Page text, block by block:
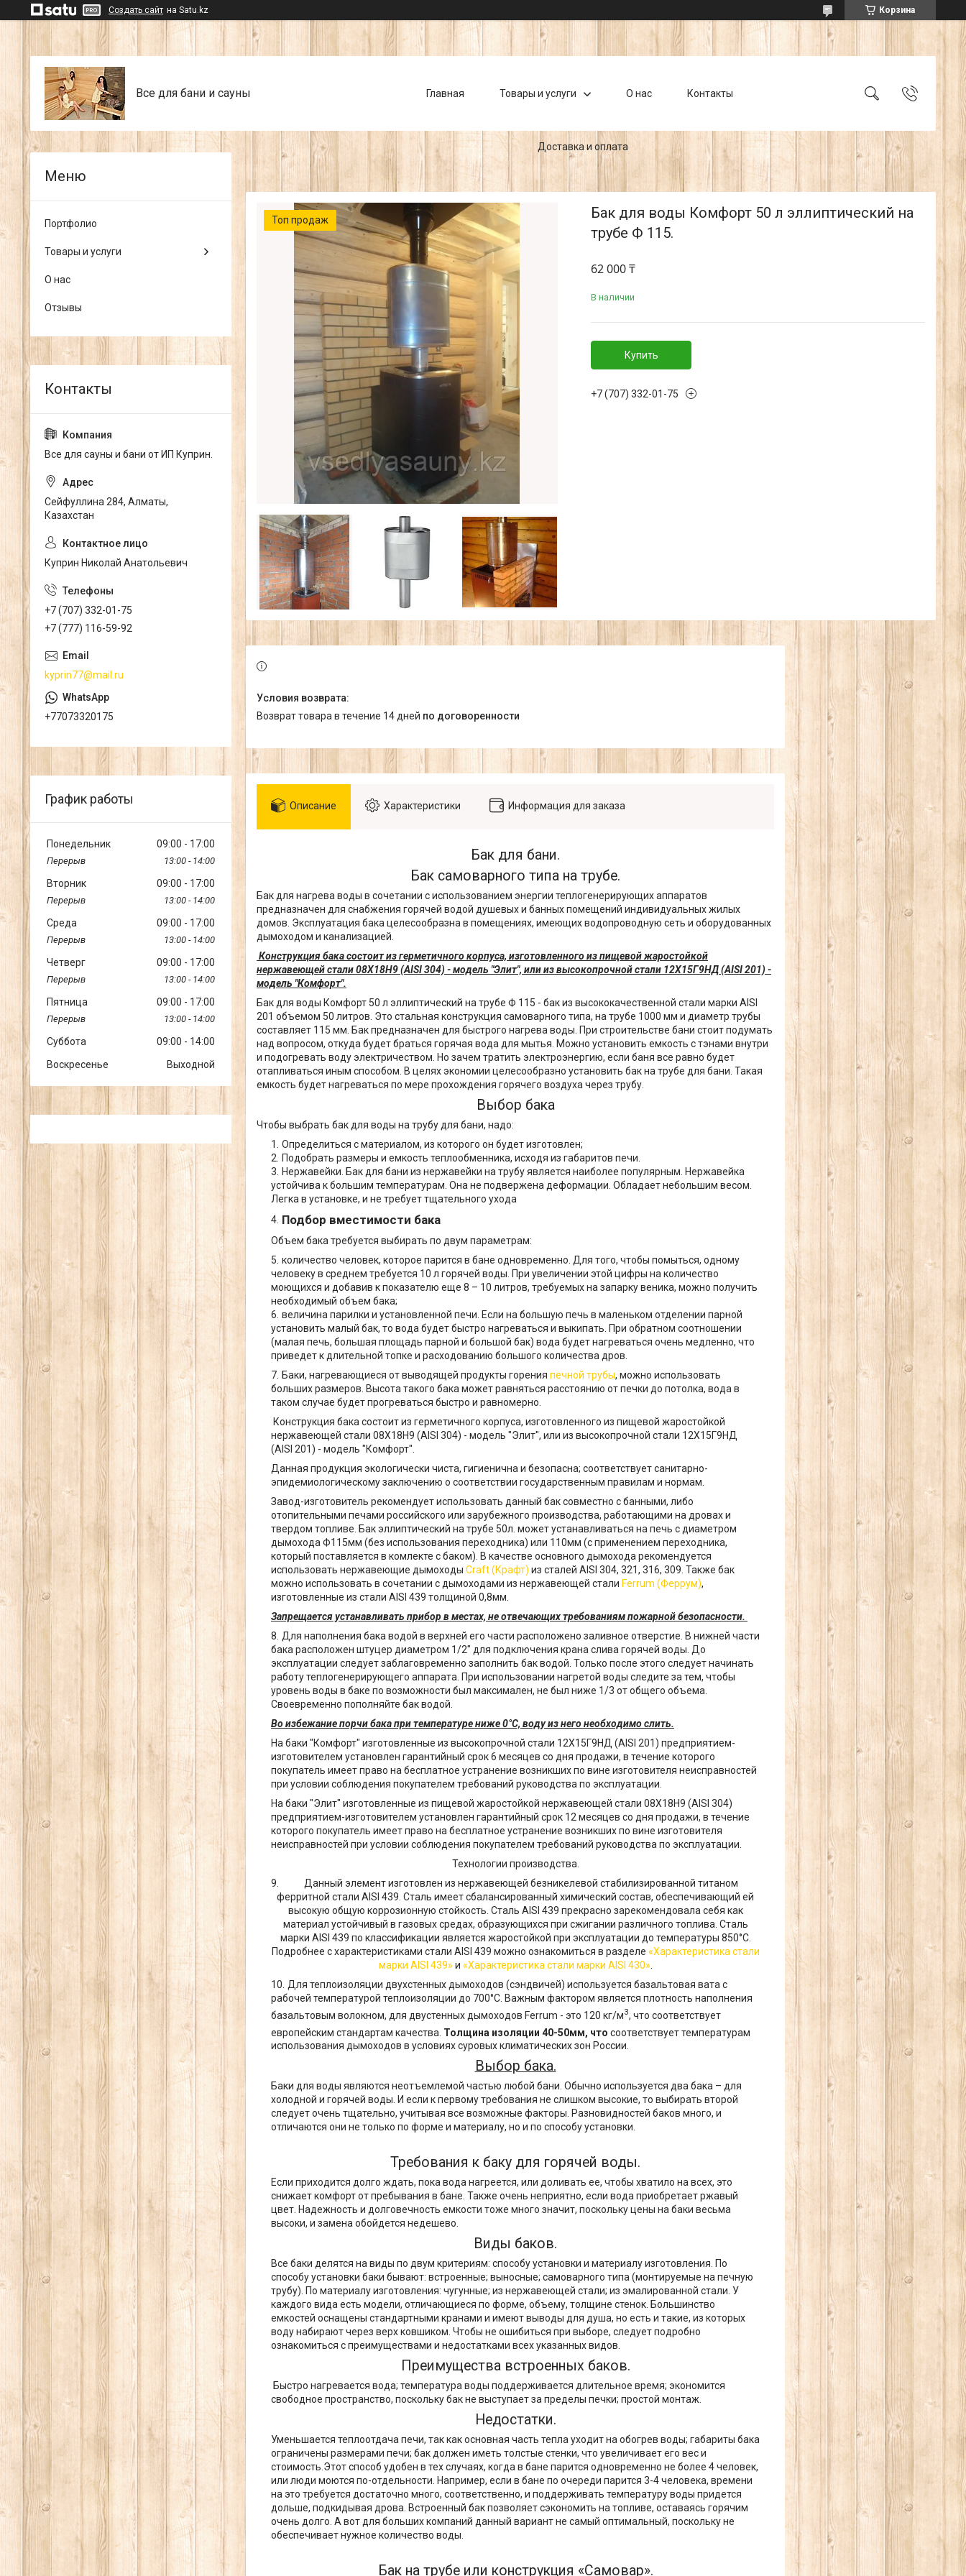
Создать сайт на Satu.kz Корзина
Все для бани и сауны Главная Товары и услуги О нас Контакты
Доставка и оплата
Топ продаж
Бак для воды Комфорт 50 л эллиптический на
трубе Ф 115.
62 000 ₸
В наличии
Купить
+7 (707) 332-01-75
возврат товара в течение 14 дней по договоренности
Описание Характеристики Информация для заказа
Бак для бани.
Бак самоварного типа на трубе.
Бак для нагрева воды в сочетании с использованием энергии теплогенерирующих аппаратов
предназначен для снабжения горячей водой душевых и банных помещений индивидуальных жилых
домов. Эксплуатация бака целесообразна в помещениях, имеющих водопроводную сеть и оборудованных
дымоходом и канализацией.
Конструкция бака состоит из герметичного корпуса, изготовленного из пищевой жаростойкой
нержавеющей стали 08Х18Н9 (AISI 304) - модель "Элит", или из высокопрочной стали 12Х15Г9НД (AISI 201) -
модель "Комфорт".
Бак для воды Комфорт 50 л эллиптический на трубе Ф 115 - бак из высококачественной стали марки AISI
201 объемом 50 литров. Это стальная конструкция самоварного типа, на трубе 1000 мм и диаметр трубы
составляет 115 мм. Бак предназначен для быстрого нагрева воды. При строительстве бани стоит подумать
над вопросом, откуда будет браться горячая вода для мытья. Можно установить емкость с тэнами внутри
и подогревать воду электричеством. Но зачем тратить электроэнергию, если баня все равно будет
отапливаться иным способом. В целях экономии целесообразно установить бак на трубе для бани. Такая
емкость будет нагреваться по мере прохождения горячего воздуха через трубу.
Выбор бака
Чтобы выбрать бак для воды на трубу для бани, надо:
Определиться с материалом, из которого он будет изготовлен;
Подобрать размеры и емкость теплообменника, исходя из габаритов печи.
Нержавейки. Бак для бани из нержавейки на трубу является наиболее популярным. Нержавейка
устойчива к большим температурам. Она не подвержена деформации. Обладает небольшим весом.
Легка в установке, и не требует тщательного ухода
Подбор вместимости бака
Объем бака требуется выбирать по двум параметрам:
количество человек, которое парится в бане одновременно. Для того, чтобы помыться, одному
человеку в среднем требуется 10 л горячей воды. При увеличении этой цифры на количество
моющихся и добавив к показателю еще 8 – 10 литров, требуемых на запарку веника, можно получить
необходимый объем бака;
величина парилки и установленной печи. Если на большую печь в маленьком отделении парной
установить малый бак, то вода будет быстро нагреваться и выкипать. При обратном соотношении
(малая печь, большая площадь парной и большой бак) вода будет нагреваться очень медленно, что
приведет к длительной топке и расходованию большого количества дров.
Баки, нагревающиеся от выводящей продукты горения печной трубы, можно использовать
больших размеров. Высота такого бака может равняться расстоянию от печки до потолка, вода в
таком случае будет прогреваться быстро и равномерно.
Конструкция бака состоит из герметичного корпуса, изготовленного из пищевой жаростойкой
нержавеющей стали 08Х18Н9 (AISI 304) - модель "Элит", или из высокопрочной стали 12Х15Г9НД
(AISI 201) - модель "Комфорт".
Данная продукция экологически чиста, гигиенична и безопасна; соответствует санитарно-
эпидемиологическому заключению о соответствии государственным правилам и нормам.
Завод-изготовитель рекомендует использовать данный бак совместно с банными, либо
отопительными печами российского или зарубежного производства, работающими на дровах и
твердом топливе. Бак эллиптический на трубе 50л. может устанавливаться на печь с диаметром
дымохода Ф115мм (без использования переходника) или 110мм (с применением переходника,
который поставляется в комлекте с баком). В качестве основного дымохода рекомендуется
использовать нержавеющие дымоходы Craft (Крафт) из сталей AISI 304, 321, 316, 309. Также бак
можно использовать в сочетании с дымоходами из нержавеющей стали Ferrum (Феррум),
изготовленные из стали AISI 439 толщиной 0,8мм.
Запрещается устанавливать прибор в местах, не отвечающих требованиям пожарной безопасности.
Для наполнения бака водой в верхней его части расположено заливное отверстие. В нижней части
бака расположен штуцер диаметром 1/2" для подключения крана слива горячей воды. До
эксплуатации следует заблаговременно заполнить бак водой. Только после этого следует начинать
работу теплогенерирующего аппарата. При использовании нагретой воды следите за тем, чтобы
уровень воды в баке по возможности был максимален, не был ниже 1/3 от общего объема.
Своевременно пополняйте бак водой.
Во избежание порчи бака при температуре ниже 0°C, воду из него необходимо слить.
На баки "Комфорт" изготовленные из высокопрочной стали 12Х15Г9НД (AISI 201) предприятием-
изготовителем установлен гарантийный срок 6 месяцев со дня продажи, в течение которого
покупатель имеет право на бесплатное устранение возникших по вине изготовителя неисправностей
при условии соблюдения покупателем требований руководства по эксплуатации.
На баки "Элит" изготовленные из пищевой жаростойкой нержавеющей стали 08Х18Н9 (AISI 304)
предприятием-изготовителем установлен гарантийный срок 12 месяцев со дня продажи, в течение
которого покупатель имеет право на бесплатное устранение возникших по вине изготовителя
неисправностей при условии соблюдения покупателем требований руководства по эксплуатации.
Технологии производства.
Данный элемент изготовлен из нержавеющей безникелевой стабилизированной титаном
ферритной стали AISI 439. Сталь имеет сбалансированный химический состав, обеспечивающий ей
высокую общую коррозионную стойкость. Сталь AISI 439 прекрасно зарекомендовала себя как
материал устойчивый в газовых средах, образующихся при сжигании различного топлива. Сталь
марки AISI 439 по классификации является жаростойкой при эксплуатации до температуры 850°C.
Подробнее с характеристиками стали AISI 439 можно ознакомиться в разделе «Характеристика стали
марки AISI 439» и «Характеристика стали марки AISI 430»
Для теплоизоляции двухстенных дымоходов (сэндвичей) используется базальтовая вата с
рабочей температурой теплоизоляции до 700°С. Важным фактором является плотность наполнения
базальтовым волокном, для двустенных дымоходов Ferrum - это 120 кг/м3, что соответствует
европейским стандартам качества. Толщина изоляции 40-50мм, что соответствует температурам
использования дымоходов в условиях суровых климатических зон России.
Выбор бака.
Баки для воды являются неотъемлемой частью любой бани. Обычно используется два бака – для
холодной и горячей воды. И если к первому требования не слишком высокие, то выбирать второй
следует очень тщательно, учитывая все возможные факторы. Разновидностей баков много, и
отличаются они не только по форме и материалу, но и по способу установки.
Требования к баку для горячей воды.
Если приходится долго ждать, пока вода нагреется, или доливать ее, чтобы хватило на всех, это
снижает комфорт от пребывания в бане. Также очень неприятно, если вода приобретает ржавый
цвет. Надежность и долговечность емкости тоже много значит, поскольку цены на баки весьма
высоки, и замена обойдется недешево.
Виды баков.
Все баки делятся на виды по двум критериям: способу установки и материалу изготовления. По
способу установки баки бывают: встроенные; выносные; самоварного типа (монтируемые на печную
трубу). По материалу изготовления: чугунные; из нержавеющей стали; из эмалированной стали. У
каждого вида есть модели, отличающиеся по форме, объему, толщине стенок. Большинство
емкостей оснащены стандартными кранами и имеют выводы для душа, но есть и такие, из которых
воду набирают через верх ковшиком. Чтобы не ошибиться при выборе, следует подробно
ознакомиться с преимуществами и недостатками всех указанных видов.
Преимущества встроенных баков.
Быстро нагревается вода; температура воды поддерживается длительное время; экономится
свободное пространство, поскольку бак не выступает за пределы печки; простой монтаж.
Недостатки.
Уменьшается теплоотдача печи, так как основная часть тепла уходит на обогрев воды; габариты бака
ограничены размерами печи; бак должен иметь толстые стенки, что увеличивает его вес и
стоимость.Этот способ удобен в тех случаях, когда в бане парится одновременно не более 4 человек,
или люди моются по-отдельности. Например, если в бане по очереди парится 3-4 человека, времени
на это требуется достаточно много, соответственно, и поддерживать температуру воды придется
дольше, подкидывая дрова. Встроенный бак позволяет сэкономить на топливе, оставаясь горячим
очень долго. А вот для больших компаний данный вариант не самый оптимальный, поскольку не
обеспечивает нужное количество воды.
Бак на трубе или конструкция «Самовар».
Портфолио
Товары и услуги
О нас
Отзывы
Все для сауны и бани от ИП Куприн.
Сейфуллина 284, Алматы,
Казахстан
Куприн Николай Анатольевич
+7 (707) 332-01-75
+7 (777) 116-59-92
kyprin77@mail.ru
+77073320175
График работы
Понедельник 09:00 17:00
13:00 14:00
Вторник 09:00 17:00
13:00 14:00
Среда 09:00 17:00
13:00 14:00
Четверг 09:00 17:00
13:00 14:00
Пятница 09:00 17:00
13:00 14:00
Суббота 09:00
14:00
Воскресенье
Выходной